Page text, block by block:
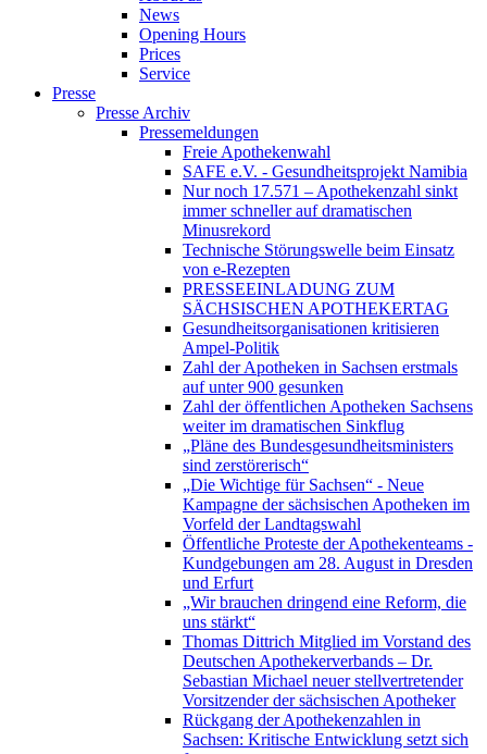
News
Opening Hours
Prices
Service
Presse
Presse Archiv
Pressemeldungen
Freie Apothekenwahl
SAFE e.V. - Gesundheitsprojekt Namibia
Nur noch 17.571 – Apothekenzahl sinkt
immer schneller auf dramatischen
Minusrekord
Technische Störungswelle beim Einsatz
von e-Rezepten
PRESSEEINLADUNG ZUM
SÄCHSISCHEN APOTHEKERTAG
Gesundheitsorganisationen kritisieren
Ampel-Politik
Zahl der Apotheken in Sachsen erstmals
auf unter 900 gesunken
Zahl der öffentlichen Apotheken Sachsens
weiter im dramatischen Sinkflug
„Pläne des Bundesgesundheitsministers
sind zerstörerisch“
„Die Wichtige für Sachsen“ - Neue
Kampagne der sächsischen Apotheken im
Vorfeld der Landtagswahl
Öffentliche Proteste der Apothekenteams -
Kundgebungen am 28. August in Dresden
und Erfurt
„Wir brauchen dringend eine Reform, die
uns stärkt“
Thomas Dittrich Mitglied im Vorstand des
Deutschen Apothekerverbands – Dr.
Sebastian Michael neuer stellvertretender
Vorsitzender der sächsischen Apotheker
Rückgang der Apothekenzahlen in
Sachsen: Kritische Entwicklung setzt sich